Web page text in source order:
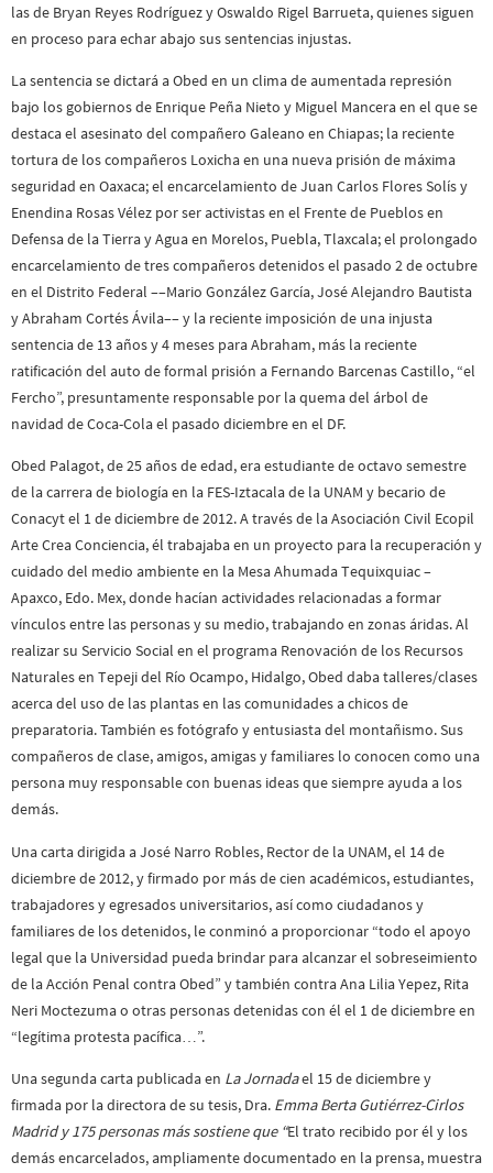
las de Bryan Reyes Rodríguez y Oswaldo Rigel Barrueta, quienes siguen
en proceso para echar abajo sus sentencias injustas.
La sentencia se dictará a Obed en un clima de aumentada represión
bajo los gobiernos de Enrique Peña Nieto y Miguel Mancera en el que se
destaca el asesinato del compañero Galeano en Chiapas; la reciente
tortura de los compañeros Loxicha en una nueva prisión de máxima
seguridad en Oaxaca; el encarcelamiento de Juan Carlos Flores Solís y
Enendina Rosas Vélez por ser activistas en el Frente de Pueblos en
Defensa de la Tierra y Agua en Morelos, Puebla, Tlaxcala; el prolongado
encarcelamiento de tres compañeros detenidos el pasado 2 de octubre
en el Distrito Federal ––Mario González García, José Alejandro Bautista
y Abraham Cortés Ávila–– y la reciente imposición de una injusta
sentencia de 13 años y 4 meses para Abraham, más la reciente
ratificación del auto de formal prisión a Fernando Barcenas Castillo, “el
Fercho”, presuntamente responsable por la quema del árbol de
navidad de Coca-Cola el pasado diciembre en el DF.
Obed Palagot, de 25 años de edad, era estudiante de octavo semestre
de la carrera de biología en la FES-Iztacala de la UNAM y becario de
Conacyt el 1 de diciembre de 2012. A través de la Asociación Civil Ecopil
Arte Crea Conciencia, él trabajaba en un proyecto para la recuperación y
cuidado del medio ambiente en la Mesa Ahumada Tequixquiac –
Apaxco, Edo. Mex, donde hacían actividades relacionadas a formar
vínculos entre las personas y su medio, trabajando en zonas áridas. Al
realizar su Servicio Social en el programa Renovación de los Recursos
Naturales en Tepeji del Río Ocampo, Hidalgo, Obed daba talleres/clases
acerca del uso de las plantas en las comunidades a chicos de
preparatoria. También es fotógrafo y entusiasta del montañismo. Sus
compañeros de clase, amigos, amigas y familiares lo conocen como una
persona muy responsable con buenas ideas que siempre ayuda a los
demás.
Una carta dirigida a José Narro Robles, Rector de la UNAM, el 14 de
diciembre de 2012, y firmado por más de cien académicos, estudiantes,
trabajadores y egresados universitarios, así como ciudadanos y
familiares de los detenidos, le conminó a proporcionar “todo el apoyo
legal que la Universidad pueda brindar para alcanzar el sobreseimiento
de la Acción Penal contra Obed” y también contra Ana Lilia Yepez, Rita
Neri Moctezuma o otras personas detenidas con él el 1 de diciembre en
“legítima protesta pacífica…”.
Una segunda carta publicada en La Jornadael 15 de diciembre y
firmada por la directora de su tesis, Dra. Emma Berta Gutiérrez-Cirlos
Madrid y 175 personas más sostiene que “El trato recibido por él y los
demás encarcelados, ampliamente documentado en la prensa, muestra